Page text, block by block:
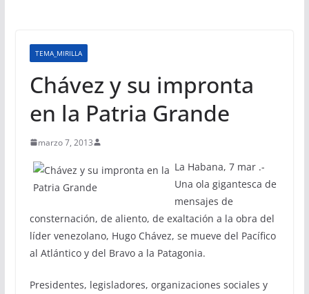
TEMA_MIRILLA
Chávez y su impronta
en la Patria Grande
marzo 7, 2013
La Habana, 7 mar .-
Una ola gigantesca de
mensajes de
consternación, de aliento, de exaltación a la obra del
líder venezolano, Hugo Chávez, se mueve del Pacífico
al Atlántico y del Bravo a la Patagonia.
Presidentes, legisladores, organizaciones sociales y